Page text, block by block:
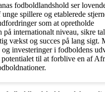
fodboldlandshold ser
spillere og etablerede
som at opretholde
på internationalt niveau, sikre
vækst og succes på lang sigt.
investeringer i fodboldens
potentialet til at forblive en af